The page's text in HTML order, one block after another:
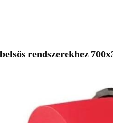
rendszerekhez